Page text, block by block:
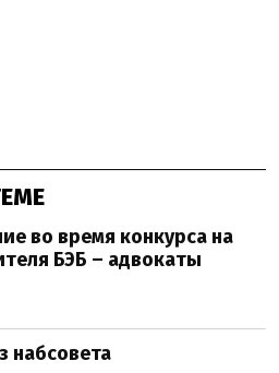
во время конкурса на
БЭБ – адвокаты
набсовета